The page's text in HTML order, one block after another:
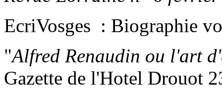
EcriVosges : Biographie
"Alfred Renaudin ou l'art
Gazette de l'Hotel Drouot